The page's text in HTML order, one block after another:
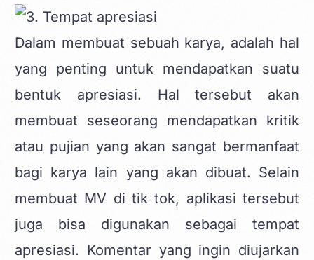
Dalam membuat sebuah karya, adalah hal
yang penting untuk mendapatkan suatu
bentuk apresiasi. Hal tersebut akan
membuat seseorang mendapatkan kritik
atau pujian yang akan sangat bermanfaat
bagi karya lain yang akan dibuat. Selain
membuat MV di tik tok, aplikasi tersebut
juga bisa digunakan sebagai tempat
apresiasi. Komentar yang ingin diujarkan